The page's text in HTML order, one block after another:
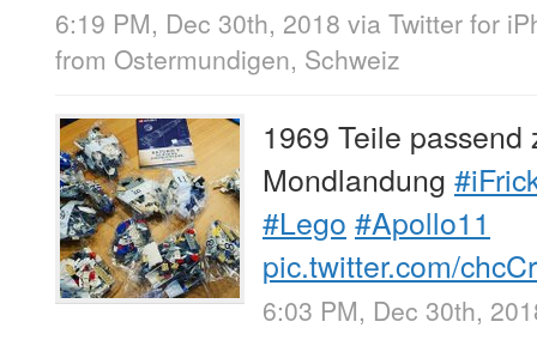
6:19 PM, Dec 30th, 2018 via Twitter for
from Ostermundigen, Schweiz
1969 Teile passend
Mondlandung
#Lego #Apollo11
pic.twitter.com/
6:03 PM, Dec 30th,